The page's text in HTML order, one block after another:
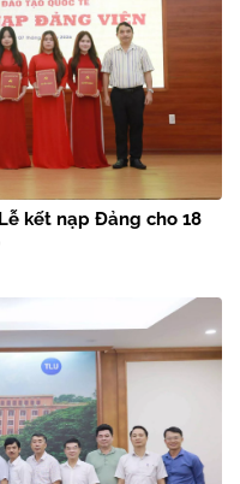
kết nạp Đảng cho 18